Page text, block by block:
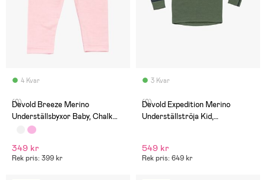
4 Kvar
(0)
Devold Breeze Merino
Underställsbyxor Baby, Chalk
349 kr
Rek pris: 399 kr
3 Kvar
(0)
Devold Expedition Merino
Underställströja Kid,
549 kr
Rek pris: 649 kr